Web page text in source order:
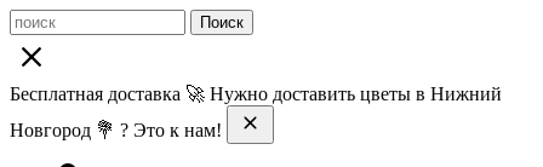
Поиск
Бесплатная доставка 🚀 Нужно доставить цветы в Нижний
Новгород 💐 ? Это к нам!